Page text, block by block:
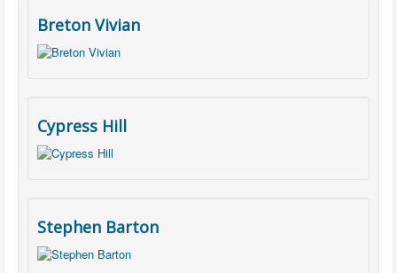
Breton Vivian
Cypress Hill
Stephen Barton